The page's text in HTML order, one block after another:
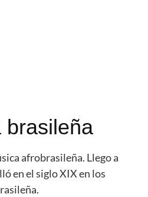
brasileña
afrobrasileña. Llego a
en el siglo XIX en los